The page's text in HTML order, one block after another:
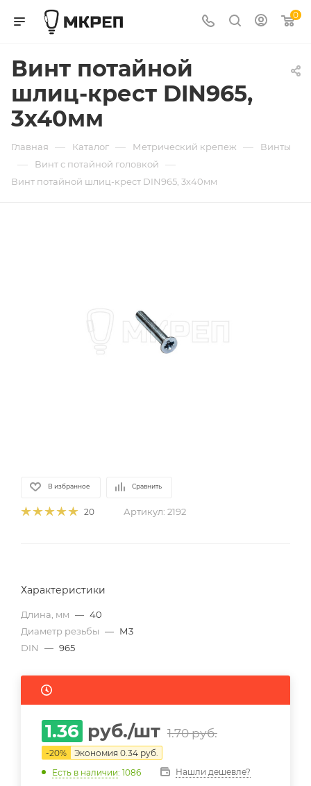
0
Винт потайной
шлиц-крест DIN965,
3х40мм
Главная — Каталог — Метрический крепеж — Винты
— Винт с потайной головкой —
Винт потайной шлиц-крест DIN965, 3х40мм
В избранное Сравнить
20 Артикул: 2192
Характеристики
Длина, мм — 40
Диаметр резьбы — М3
DIN
— 965
1.36 руб./шт 1.70руб.
-20% Экономия 0.34 руб.
Есть в наличии: 1086 Нашли дешевле?